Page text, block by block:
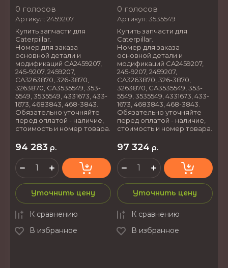
0 голосов
Артикул: 2459207
Купить запчасти для
Caterpillar.
Номер для заказа
основной детали и
модификаций CA2459207,
245-9207, 2459207,
CA3263870, 326-3870,
3263870, CA3535549, 353-
5549, 3535549, 4331673, 433-
1673, 4683843, 468-3843.
Обязательно уточняйте
перед оплатой - наличие,
стоимость и номер товара.
94 283 р.
Уточнить цену
К сравнению
В избранное
0 голосов
Артикул: 3535549
Купить запчасти для
Caterpillar.
Номер для заказа
основной детали и
модификаций CA2459207,
245-9207, 2459207,
CA3263870, 326-3870,
3263870, CA3535549, 353-
5549, 3535549, 4331673, 433-
1673, 4683843, 468-3843.
Обязательно уточняйте
перед оплатой - наличие,
стоимость и номер товара.
97 324 р.
Уточнить цену
К сравнению
В избранное